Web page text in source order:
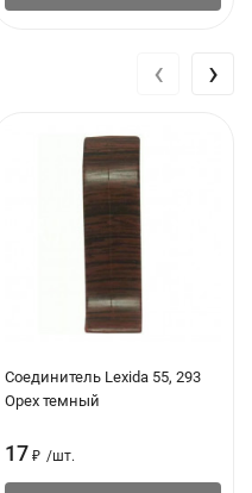
Соединитель Lexida 55, 293
Орех темный
17 ₽ /шт.
‹ ›